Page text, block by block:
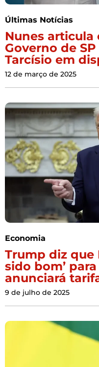
Últimas Notícias
Nunes articula
Governo de
Tarcísio em
12 de março de 2025
Economia
Trump diz que
sido bom’
anunciará
9 de julho de 2025